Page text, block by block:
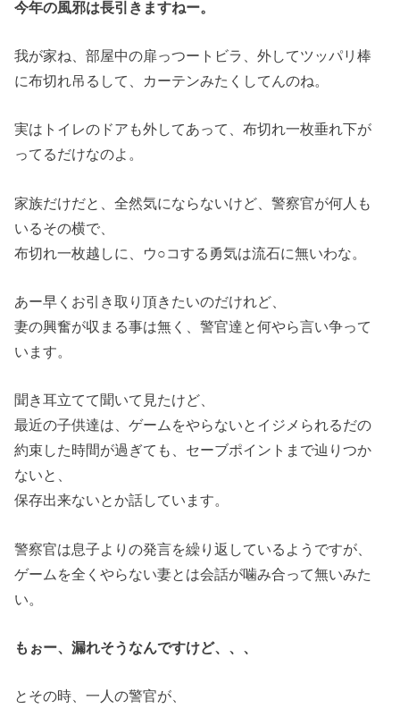
今年の風邪は長引きますねー。
我が家ね、部屋中の扉っつートビラ、外してツッパリ棒
に布切れ吊るして、カーテンみたくしてんのね。
実はトイレのドアも外してあって、布切れ一枚垂れ下が
ってるだけなのよ。
家族だけだと、全然気にならないけど、警察官が何人も
いるその横で、
布切れ一枚越しに、ウ○コする勇気は流石に無いわな。
あー早くお引き取り頂きたいのだけれど、
妻の興奮が収まる事は無く、警官達と何やら言い争って
います。
聞き耳立てて聞いて見たけど、
最近の子供達は、ゲームをやらないとイジメられるだの
約束した時間が過ぎても、セーブポイントまで辿りつか
ないと、
保存出来ないとか話しています。
警察官は息子よりの発言を繰り返しているようですが、
ゲームを全くやらない妻とは会話が噛み合って無いみた
い。
もぉー、漏れそうなんですけど、、、
とその時、一人の警官が、